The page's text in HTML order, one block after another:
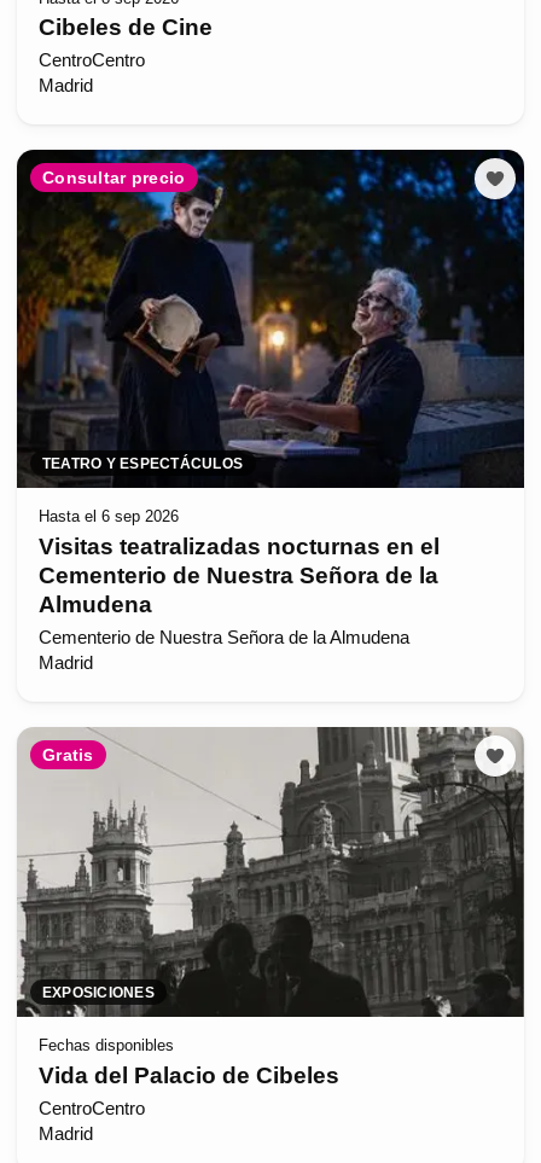
Cibeles de Cine
CentroCentro
Madrid
Consultar precio
TEATRO Y ESPECTÁCULOS
Hasta el 6 sep 2026
Visitas teatralizadas nocturnas en el
Cementerio de Nuestra Señora de la
Almudena
Cementerio de Nuestra Señora de la Almudena
Madrid
Gratis
EXPOSICIONES
Fechas disponibles
Vida del Palacio de Cibeles
CentroCentro
Madrid